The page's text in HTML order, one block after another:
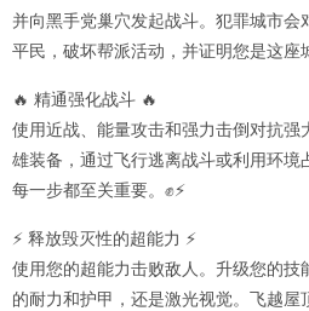
并向黑手党巢穴发起战斗。犯罪城市
平民，破坏帮派活动，并证明您是这
🔥 精通强化战斗 🔥
使用近战、能量攻击和强力击倒对抗
雄装备，通过飞行逃离战斗或利用环境
每一步都至关重要。✊⚡
⚡ 释放毁灭性的超能力 ⚡
使用您的超能力击败敌人。升级您的
的耐力和护甲，还是激光视觉。飞越